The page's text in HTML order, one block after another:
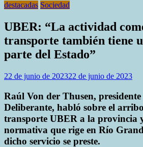
destacadas Sociedad
UBER: “La actividad
transporte también tiene
parte del Estado”
22 de junio de 202322 de junio de 2023
Raúl Von der Thusen,
Deliberante, habló sobre el
transporte UBER a la provincia
normativa que rige en Río
dicho servicio se preste.